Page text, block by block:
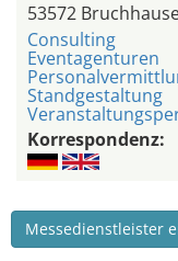
53572
Consulting
Eventagenturen
Standgestaltung
Korrespondenz:
Messedienstleister